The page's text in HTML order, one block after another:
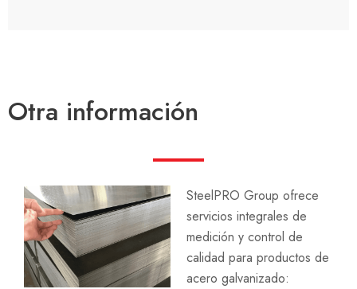
Otra información
SteelPRO Group ofrece
servicios integrales de
medición y control de
calidad para productos de
acero galvanizado: